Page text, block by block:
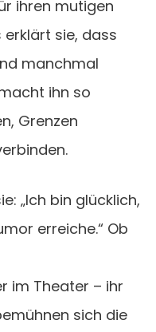
ihren mutigen
erklärt sie, dass
manchmal
ihn so
Grenzen
„Ich bin glücklich,
erreiche.“ Ob
im Theater – ihr
sich die